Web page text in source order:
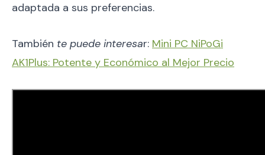
adaptada a sus preferencias.
También te puede interesar: Mini PC NiPoGi
AK1Plus: Potente y Económico al Mejor Precio